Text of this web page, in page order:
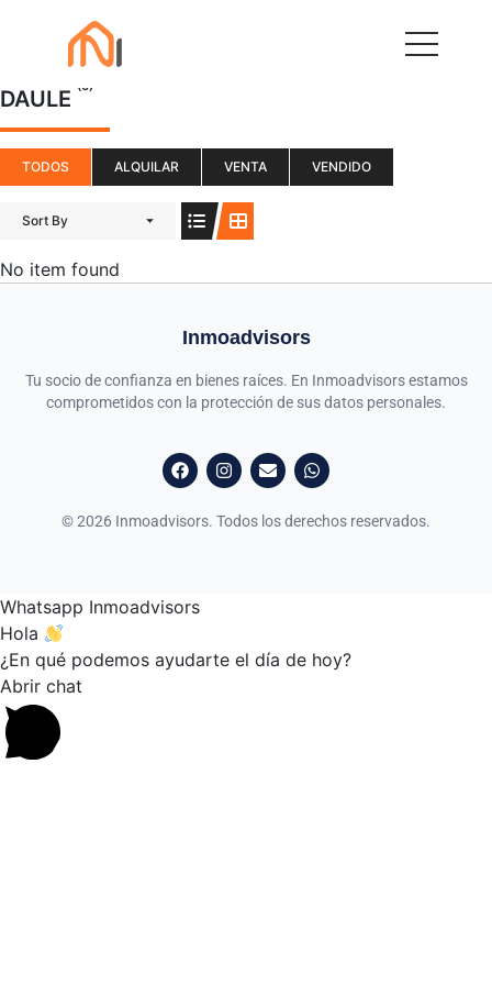
DAULE (0)
TODOS ALQUILAR VENTA VENDIDO
Sort By
No item found
Inmoadvisors
Tu socio de confianza en bienes raíces. En Inmoadvisors estamos
comprometidos con la protección de sus datos personales.
© 2026 Inmoadvisors. Todos los derechos reservados.
Whatsapp Inmoadvisors
Hola
¿En qué podemos ayudarte el día de hoy?
Abrir chat